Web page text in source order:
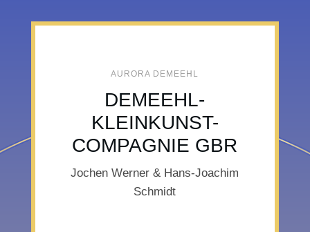
AURORA DEMEEHL
DEMEEHL-
KLEINKUNST-
COMPAGNIE GBR
Jochen Werner & Hans-Joachim
Schmidt